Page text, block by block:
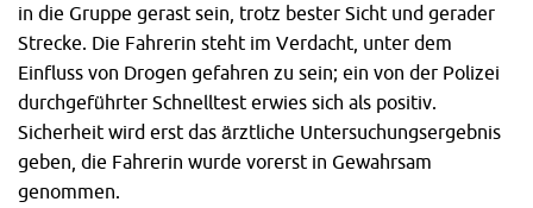
in die Gruppe gerast sein, trotz bester Sicht und gerader
Strecke. Die Fahrerin steht im Verdacht, unter dem
Einfluss von Drogen gefahren zu sein; ein von der Polizei
durchgeführter Schnelltest erwies sich als positiv.
Sicherheit wird erst das ärztliche Untersuchungsergebnis
geben, die Fahrerin wurde vorerst in Gewahrsam
genommen.